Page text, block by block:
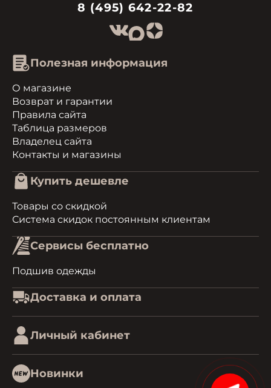
8 (495) 642-22-82
Полезная информация
О магазине
Возврат и гарантии
Правила сайта
Таблица размеров
Владелец сайта
Контакты и магазины
Купить дешевле
Товары со скидкой
Система скидок постоянным клиентам
Сервисы бесплатно
Подшив одежды
Доставка и оплата
Личный кабинет
Новинки